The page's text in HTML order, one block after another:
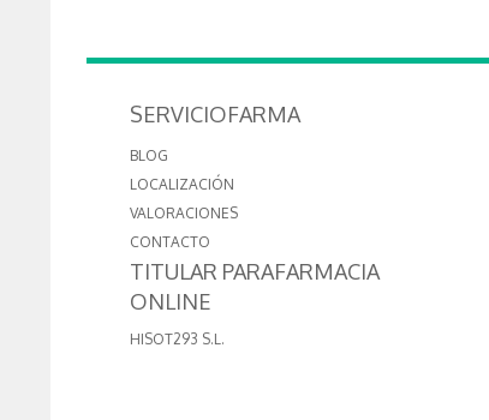
SERVICIOFARMA
BLOG
LOCALIZACIÓN
VALORACIONES
CONTACTO
TITULAR PARAFARMACIA
ONLINE
HISOT293 S.L.